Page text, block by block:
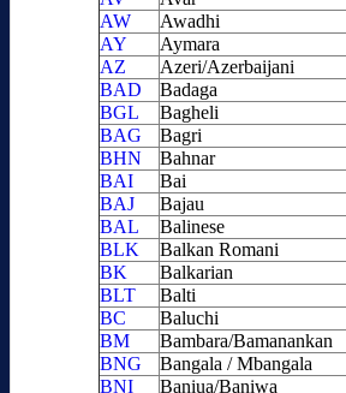
AW
Awadhi
AY
Aymara
AZ
Azeri/Azerbaijani
BAD
Badaga
BGL
Bagheli
BAG
Bagri
BHN
Bahnar
BAI
Bai
BAJ
Bajau
BAL
Balinese
BLK
Balkan Romani
BK
Balkarian
BLT
Balti
BC
Baluchi
BM
Bambara/Bamanankan
BNG
Bangala / Mbangala
BNI
Baniua/Baniwa